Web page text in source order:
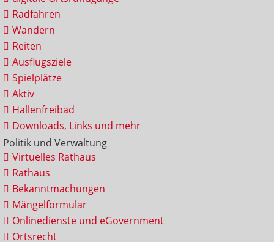
Radfahren
Wandern
Reiten
Ausflugsziele
Spielplätze
Aktiv
Hallenfreibad
Downloads, Links und mehr
Politik und Verwaltung
Virtuelles Rathaus
Rathaus
Bekanntmachungen
Mängelformular
Onlinedienste und eGovernment
Ortsrecht